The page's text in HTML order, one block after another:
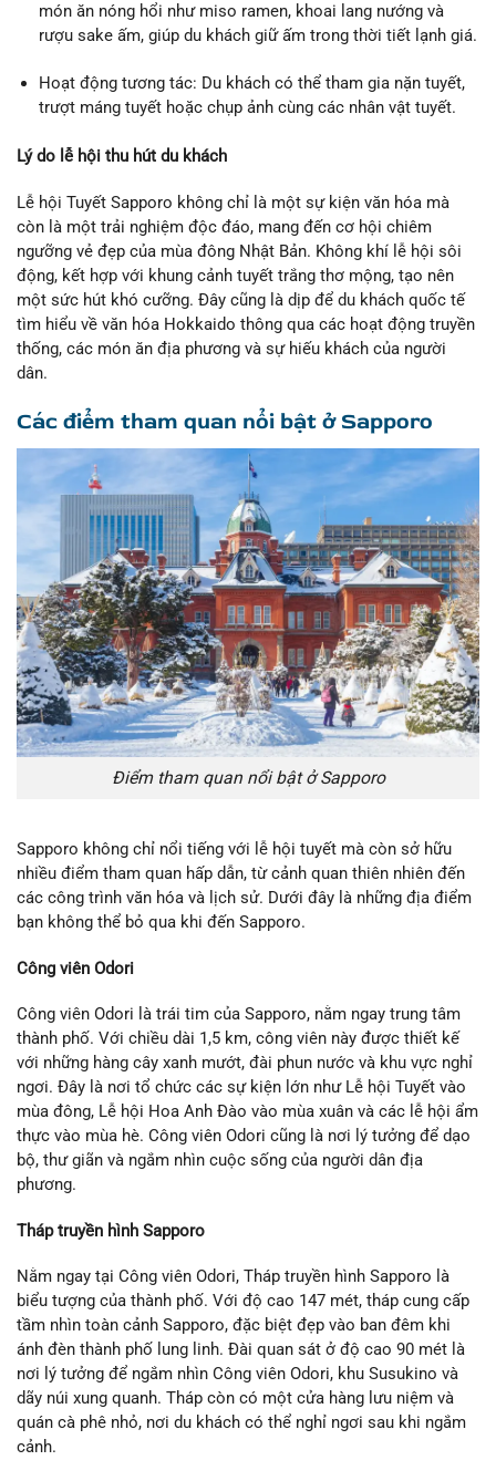
món ăn nóng hổi như miso ramen, khoai lang nướng và
rượu sake ấm, giúp du khách giữ ấm trong thời tiết lạnh giá.
Hoạt động tương tác: Du khách có thể tham gia nặn tuyết,
trượt máng tuyết hoặc chụp ảnh cùng các nhân vật tuyết.
Lý do lễ hội thu hút du khách
Lễ hội Tuyết Sapporo không chỉ là một sự kiện văn hóa mà
còn là một trải nghiệm độc đáo, mang đến cơ hội chiêm
ngưỡng vẻ đẹp của mùa đông Nhật Bản. Không khí lễ hội sôi
động, kết hợp với khung cảnh tuyết trắng thơ mộng, tạo nên
một sức hút khó cưỡng. Đây cũng là dịp để du khách quốc tế
tìm hiểu về văn hóa Hokkaido thông qua các hoạt động truyền
thống, các món ăn địa phương và sự hiếu khách của người
dân.
Các điểm tham quan nổi bật ở Sapporo
Điểm tham quan nổi bật ở Sapporo
Sapporo không chỉ nổi tiếng với lễ hội tuyết mà còn sở hữu
nhiều điểm tham quan hấp dẫn, từ cảnh quan thiên nhiên đến
các công trình văn hóa và lịch sử. Dưới đây là những địa điểm
bạn không thể bỏ qua khi đến Sapporo.
Công viên Odori
Công viên Odori là trái tim của Sapporo, nằm ngay trung tâm
thành phố. Với chiều dài 1,5 km, công viên này được thiết kế
với những hàng cây xanh mướt, đài phun nước và khu vực nghỉ
ngơi. Đây là nơi tổ chức các sự kiện lớn như Lễ hội Tuyết vào
mùa đông, Lễ hội Hoa Anh Đào vào mùa xuân và các lễ hội ẩm
thực vào mùa hè. Công viên Odori cũng là nơi lý tưởng để dạo
bộ, thư giãn và ngắm nhìn cuộc sống của người dân địa
phương.
Tháp truyền hình Sapporo
Nằm ngay tại Công viên Odori, Tháp truyền hình Sapporo là
biểu tượng của thành phố. Với độ cao 147 mét, tháp cung cấp
tầm nhìn toàn cảnh Sapporo, đặc biệt đẹp vào ban đêm khi
ánh đèn thành phố lung linh. Đài quan sát ở độ cao 90 mét là
nơi lý tưởng để ngắm nhìn Công viên Odori, khu Susukino và
dãy núi xung quanh. Tháp còn có một cửa hàng lưu niệm và
quán cà phê nhỏ, nơi du khách có thể nghỉ ngơi sau khi ngắm
cảnh.